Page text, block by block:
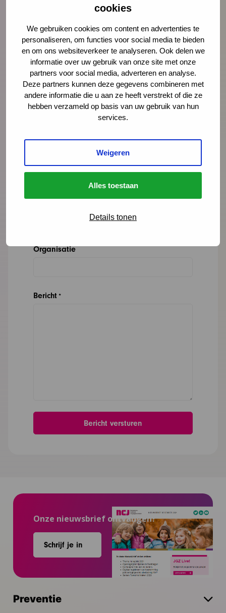
cookies
We gebruiken cookies om content en advertenties te
personaliseren, om functies voor social media te bieden
en om ons websiteverkeer te analyseren. Ook delen we
informatie over uw gebruik van onze site met onze
partners voor social media, adverteren en analyse.
Deze partners kunnen deze gegevens combineren met
andere informatie die u aan ze heeft verstrekt of die ze
hebben verzameld op basis van uw gebruik van hun
services.
Weigeren
Alles toestaan
Details tonen
mweghorst@ncj.nl
06 - 25 39 01 13
LinkedIn
Lees meer over Mark Weghorst
"*" geeft vereiste velden aan
Organisatie
Bericht *
Onze nieuwsbrief ontvangen?
Schrijf je in
Preventie